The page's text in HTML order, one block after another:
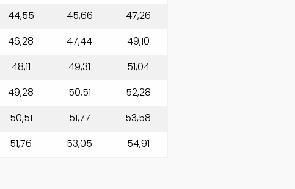
44,55 45,66
47,26
46,28 47,44
49,10
48,11 49,31
51,04
49,28 50,51
52,28
50,51 51,77
53,58
51,76 53,05 54,91